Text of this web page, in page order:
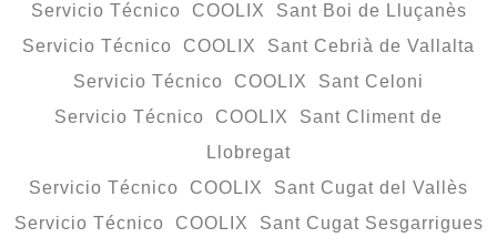
Servicio Técnico COOLIX Sant Boi de Lluçanès
Servicio Técnico COOLIX Sant Cebrià de Vallalta
Servicio Técnico COOLIX Sant Celoni
Servicio Técnico COOLIX Sant Climent de
Llobregat
Servicio Técnico COOLIX Sant Cugat del Vallès
Servicio Técnico COOLIX Sant Cugat Sesgarrigues